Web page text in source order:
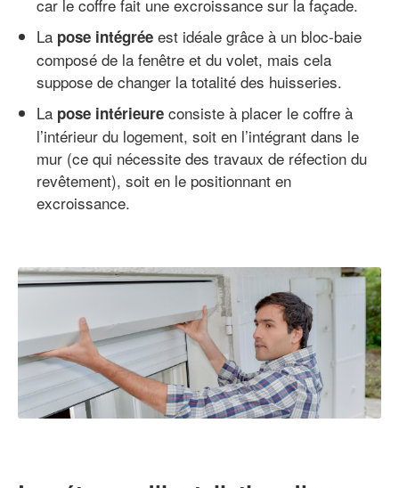
car le coffre fait une excroissance sur la façade.
La pose intégrée est idéale grâce à un bloc-baie
composé de la fenêtre et du volet, mais cela
suppose de changer la totalité des huisseries.
La pose intérieure consiste à placer le coffre à
l’intérieur du logement, soit en l’intégrant dans le
mur (ce qui nécessite des travaux de réfection du
revêtement), soit en le positionnant en
excroissance.